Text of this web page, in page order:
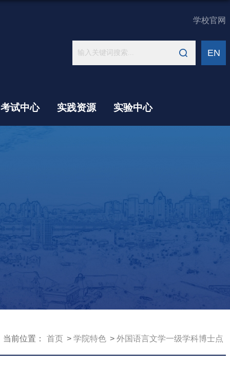
学校官网
EN
考试中心 实践资源 实验中心
当前位置： 首页 学院特色 外国语言文学一级学科博士点